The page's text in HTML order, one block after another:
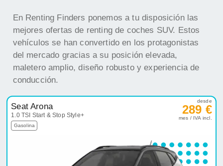
En Renting Finders ponemos a tu disposición las
mejores ofertas de renting de coches SUV. Estos
vehículos se han convertido en los protagonistas
del mercado gracias a su posición elevada,
maletero amplio, diseño robusto y experiencia de
conducción.
Seat Arona
1.0 TSI Start & Stop Style+
Gasolina
desde
289 €
mes / IVA incl.